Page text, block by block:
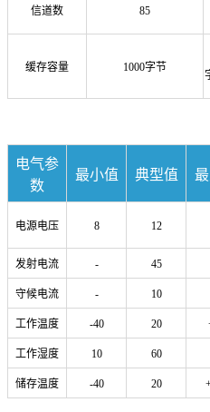
信道数 85
缓存容量 1000字节
电气参
数
最小值 典型值
电源电压 8 12
发射电流 - 45
守候电流 - 10
工作温度 -40 20
工作湿度 10 60
储存温度 -40 20